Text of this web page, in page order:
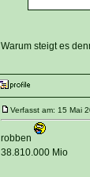
Warum steigt es
Verfasst am: 15 Mai
robben
38.810.000 Mio